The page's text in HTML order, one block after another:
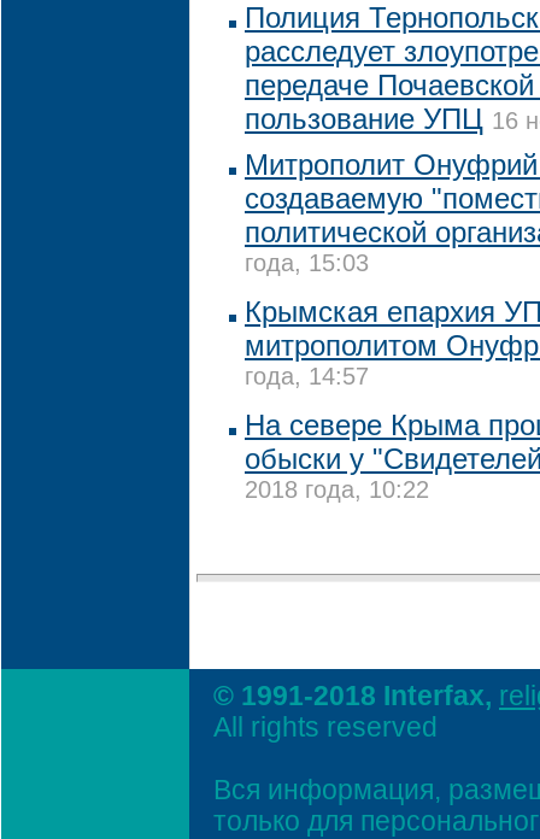
Полиция
расследует
передаче
пользование УПЦ 16
Митрополит
создаваемую
политической
года, 15:03
Крымская епархия
митрополитом
года, 14:57
На севере Крыма
обыски у
2018 года, 10:22
© 1991-2018 Interfax,
All rights reserved
Вся информация,
только для